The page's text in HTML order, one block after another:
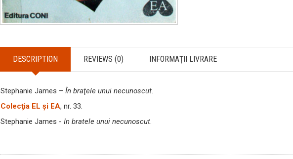
DESCRIPTION REVIEWS (0) INFORMAȚII LIVRARE
Stephanie James – În braţele unui necunoscut.
Colecţia EL şi EA, nr. 33.
Stephanie James - In bratele unui necunoscut.